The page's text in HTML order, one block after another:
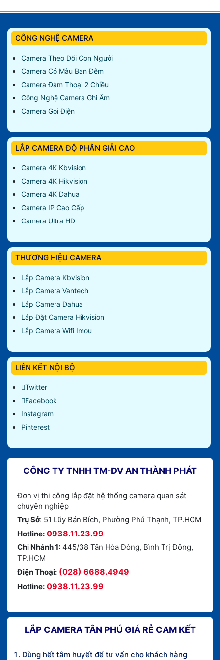
CÔNG NGHỆ CAMERA
Camera Theo Dõi Con Người
Camera Có Màu Ban Đêm
Camera Đàm Thoại 2 Chiều
Công Nghệ Camera Ghi Âm
Camera Gọi Điện
LẮP CAMERA ĐỘ PHÂN GIẢI CAO
Camera 4K Kbvision
Camera 4K Hikvision
Camera 4K Dahua
Camera IP Cao Cấp
Camera Ultra HD
THƯƠNG HIỆU CAMERA
Lắp Camera Kbvision
Lắp Camera Vantech
Lắp Camera Dahua
Lắp Đặt Camera Hikvision
Lắp Camera Wifi Imou
LIÊN KẾT NỘI BỘ
Twitter
Facebook
Instagram
Pinterest
CÔNG TY TNHH TM-DV AN THÀNH PHÁT
Đơn vị thi công lắp đặt hệ thống camera quan sát
chuyên nghiệp
Trụ Sở: 51 Lũy Bán Bích, Phường Phú Thạnh, TP.HCM
Hotline: 0938.11.23.99
Chi Nhánh 1: 445/38 Tân Hòa Đông, Bình Trị Đông,
TP.HCM
Điện Thoại: (028) 6688.4949
Hotline: 0938.11.23.99
LẮP CAMERA TÂN PHÚ GIÁ RẺ CAM KẾT
Dùng hết tâm huyết để tư vấn cho khách hàng